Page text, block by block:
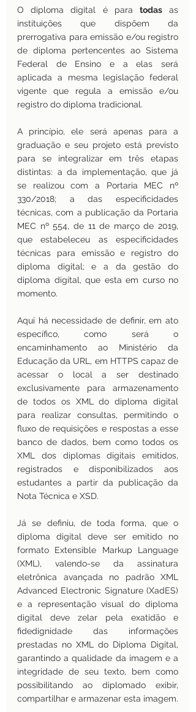
O diploma digital é para todas as
instituições que dispõem da
prerrogativa para emissão e/ou registro
de diploma pertencentes ao Sistema
Federal de Ensino e a elas será
aplicada a mesma legislação federal
vigente que regula a emissão e/ou
registro do diploma tradicional.
A princípio, ele será apenas para a
graduação e seu projeto está previsto
para se integralizar em três etapas
distintas: a da implementação, que já
se realizou com a Portaria MEC nº
330/2018; a das especificidades
técnicas, com a publicação da Portaria
MEC nº 554, de 11 de março de 2019,
que estabeleceu as especificidades
técnicas para emissão e registro do
diploma digital; e a da gestão do
diploma digital, que esta em curso no
momento.
Aqui há necessidade de definir, em ato
específico, como será o
encaminhamento ao Ministério da
Educação da URL, em HTTPS capaz de
acessar o local a ser destinado
exclusivamente para armazenamento
de todos os XML do diploma digital
para realizar consultas, permitindo o
fluxo de requisições e respostas a esse
banco de dados, bem como todos os
XML dos diplomas digitais emitidos,
registrados e disponibilizados aos
estudantes a partir da publicação da
Nota Técnica e XSD.
Já se definiu, de toda forma, que o
diploma digital deve ser emitido no
formato Extensible Markup Language
(XML), valendo-se da assinatura
eletrônica avançada no padrão XML
Advanced Electronic Signature (XadES)
e a representação visual do diploma
digital deve zelar pela exatidão e
fidedignidade das informações
prestadas no XML do Diploma Digital,
garantindo a qualidade da imagem e a
integridade de seu texto, bem como
possibilitando ao diplomado exibir,
compartilhar e armazenar esta imagem.